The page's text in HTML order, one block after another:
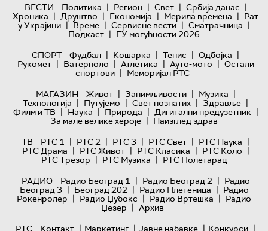
ВЕСТИ Политика | Регион | Свет | Србија данас |
Хроника | Друштво | Економија | Мерила времена | Рат
у Украјини | Време | Сервисне вести | Сматрачница |
Подкаст | ЕУ могућности 2026
СПОРТ
Фудбал | Кошарка | Тенис | Одбојка |
Рукомет | Ватерполо | Атлетика | Ауто-мото | Остали
спортови | Меморијал РТС
МАГАЗИН
Живот | Занимљивости | Музика |
Технологијa | Путујемо | Свет познатих | Здравље |
Филм и ТВ | Наука | Природа | Дигитални предузетник |
За мале велике хероје | Наизглед здрав
ТВ
РТС 1 | РТС 2 | РТС 3 | РТС Свет | РТС Наука |
РТС Драма | РТС Живот | РТС Класика | РТС Коло |
РТС Трезор | РТС Музика | РТС Полетарац
РАДИО
Радио Београд 1 | Радио Београд 2 | Радио
Београд 3 | Београд 202 | Радио Плетеница | Радио
Рокенролер | Радио Џубокс | Радио Вртешка | Радио
Џезер | Архив
РТС
Контакт | Маркетинг | Јавне набавке | Конкурси |